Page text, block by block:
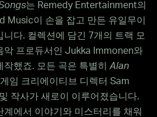
는 Remedy Entertainment의
Music이 손을 잡고 만든 유일무이
다. 컬렉션에 담긴 7개의 트랙 모
악 프로듀서인 Jukka Immonen와
했죠. 모든 곡은 특별히 Alan
임 크리에이티브 디렉터 Sam
작사가 새로이 이루어졌습니다.
계에서 이야기와 미스터리를 채워